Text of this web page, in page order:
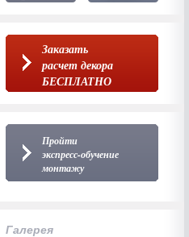
Заказать
расчет декора
БЕСПЛАТНО
Пройти
экспресс-обучение
монтажу
Галерея